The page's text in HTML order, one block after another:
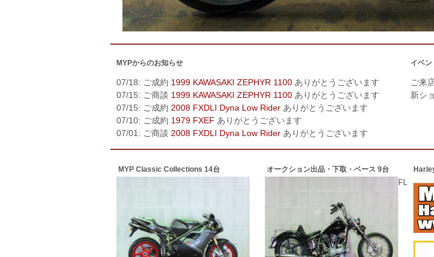
MYPからのお知らせ
07/18: ご成約 1999 KAWASAKI ZEPHYR 1100 ありがとうございます
07/15: ご商談 1999 KAWASAKI ZEPHYR 1100 ありがとうございます
07/15: ご成約 2008 FXDLI Dyna Low Rider ありがとうございます
07/10: ご成約 1979 FXEF ありがとうございます
07/01: ご商談 2008 FXDLI Dyna Low Rider ありがとうございます
イベ
ご来
新シ
MYP Classic Collections 14台 オークション出品・下取・ベース 9台
FL